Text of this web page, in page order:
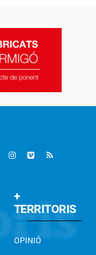
+
TERRITORIS
OPINIÓ